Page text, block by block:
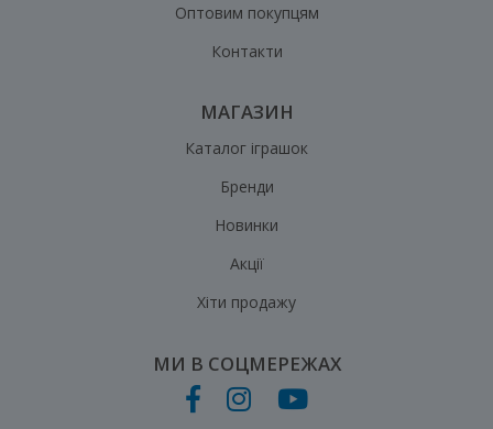
Оптовим покупцям
Контакти
МАГАЗИН
Каталог іграшок
Бренди
Новинки
Акції
Хіти продажу
МИ В СОЦМЕРЕЖАХ